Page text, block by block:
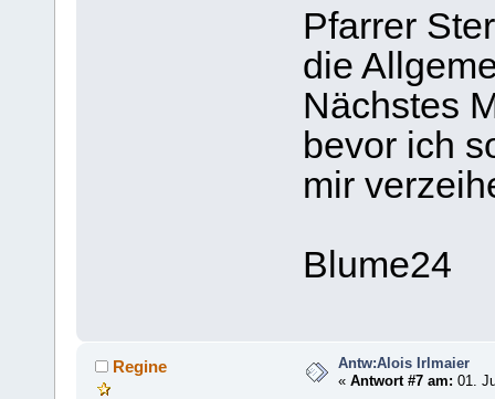
Pfarrer
die
Nächstes
bevor ich
mir
Blume24
Regine
Antw:Alois Irlmaier
«Antwort #7 am: 01.